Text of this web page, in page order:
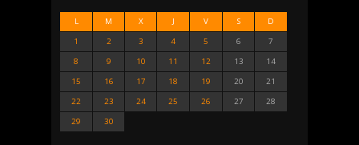
L M X J V S D
1 2 3 4 5 6
7
8
9 10 11 12 13
14
15
16 17 18 19 20
21
22
23 24 25 26 27
28
29
30